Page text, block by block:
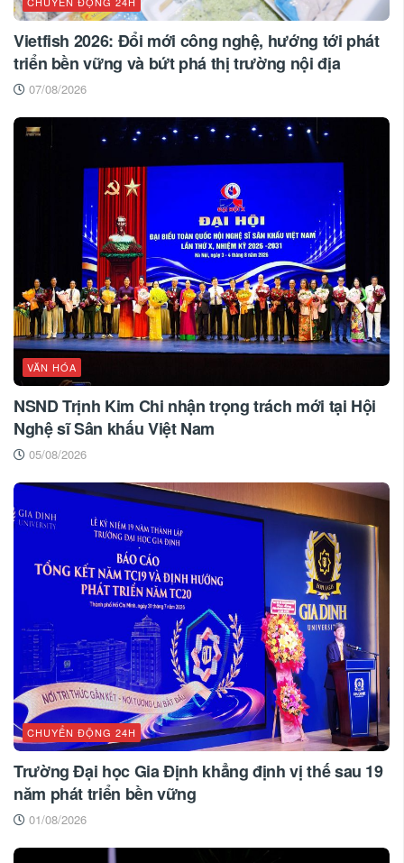
Vietfish 2026: Đổi mới công nghệ, hướng tới phát
triển bền vững và bứt phá thị trường nội địa
07/08/2026
VĂN HÓA
NSND Trịnh Kim Chi nhận trọng trách mới tại Hội
Nghệ sĩ Sân khấu Việt Nam
05/08/2026
CHUYỂN ĐỘNG 24H
Trường Đại học Gia Định khẳng định vị thế sau 19
năm phát triển bền vững
01/08/2026